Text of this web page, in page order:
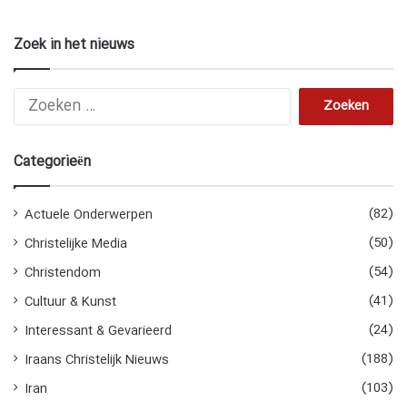
Zoek in het nieuws
n
Categorieën
Actuele Onderwerpen
(82)
Christelijke Media
(50)
Christendom
(54)
Cultuur & Kunst
(41)
Interessant & Gevarieerd
(24)
Iraans Christelijk Nieuws
(188)
Iran
(103)